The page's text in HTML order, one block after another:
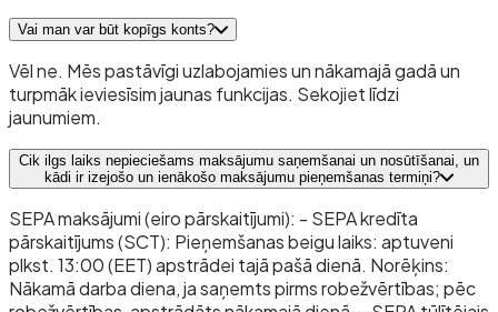
Vai man var būt kopīgs konts?
Vēl ne. Mēs pastāvīgi uzlabojamies un nākamajā gadā un
turpmāk ieviesīsim jaunas funkcijas. Sekojiet līdzi
jaunumiem.
Cik ilgs laiks nepieciešams maksājumu saņemšanai un nosūtīšanai, un
kādi ir izejošo un ienākošo maksājumu pieņemšanas termiņi?
SEPA maksājumi (eiro pārskaitījumi): - SEPA kredīta
pārskaitījums (SCT): Pieņemšanas beigu laiks: aptuveni
plkst. 13:00 (EET) apstrādei tajā pašā dienā. Norēķins:
Nākamā darba diena, ja saņemts pirms robežvērtības; pēc